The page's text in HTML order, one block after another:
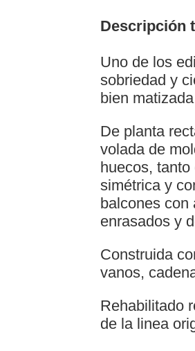
Descripción
Uno de los
sobriedad y
bien
De planta
volada de
huecos,
simétrica y
balcones con
enrasados y
Construida
vanos,
Rehabilitado
de la linea